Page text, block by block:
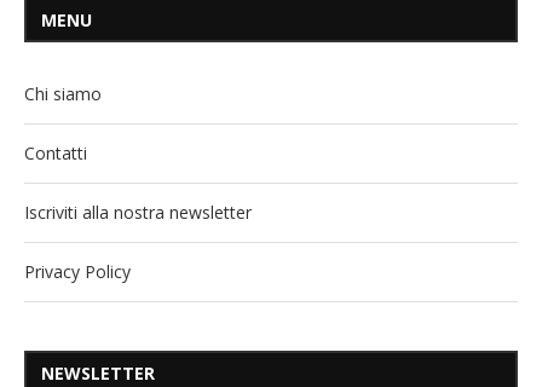
MENU
Chi siamo
Contatti
Iscriviti alla nostra newsletter
Privacy Policy
NEWSLETTER